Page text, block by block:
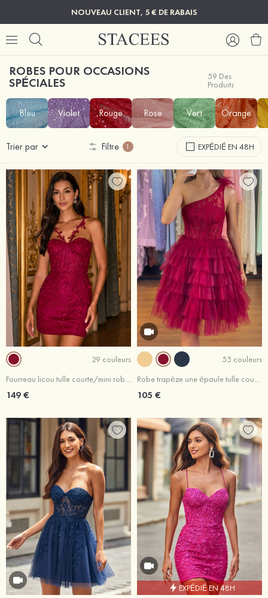
NOUVEAU CLIENT, 5 € DE RABAIS
ROBES POUR OCCASIONS
SPÉCIALES 59 Des
Produits
Bleu Violet Rouge Rose Vert Orange
Trier par Filtre 1 EXPÉDIÉ EN 48H
29 couleurs
Fourreau licou tulle courte/mini robe de fête de la rentré avec dentelle
149 €
55 couleurs
Robe trapèze une épaule tulle courte/mini robe de fête de la rentrée
105 €
EXPÉDIÉ EN 48H